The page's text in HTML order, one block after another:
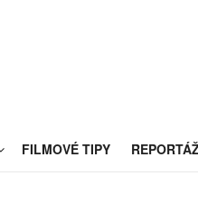
FILMOVÉ TIPY